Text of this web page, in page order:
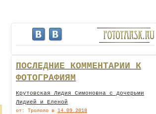
ПОСЛЕДНИЕ КОММЕНТАРИИ К
ФОТОГРАФИЯМ
Крутовская Лидия Симоновна с дочерьми
Лидией и Еленой
от: Трололо в 14.09.2018